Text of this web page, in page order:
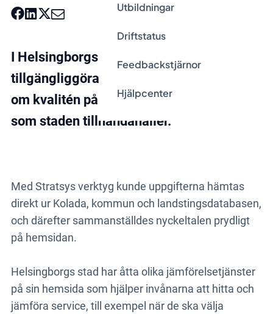
Utbildningar
Driftstatus
Feedbackstjärnor
Hjälpcenter
I Helsingborgs stad ville man
tillgängliggöra information för invånarna
om kvalitén på den service och de tjänster
som staden tillhandahåller.
Med Stratsys verktyg kunde uppgifterna hämtas
direkt ur Kolada, kommun och landstingsdatabasen,
och därefter sammanställdes nyckeltalen prydligt
på hemsidan.
Helsingborgs stad har åtta olika jämförelsetjänster
på sin hemsida som hjälper invånarna att hitta och
jämföra service, till exempel när de ska välja